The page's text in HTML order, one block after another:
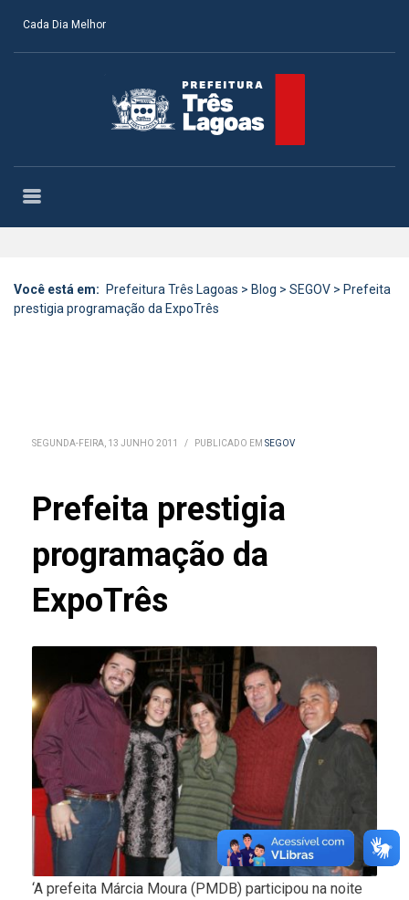
Cada Dia Melhor
Você está em: Prefeitura Três Lagoas > Blog > SEGOV > Prefeita
prestigia programação da ExpoTrês
SEGUNDA-FEIRA, 13 JUNHO 2011 / PUBLICADO EM SEGOV
Prefeita prestigia
programação da
ExpoTrês
‘A prefeita Márcia Moura (PMDB) participou na noite